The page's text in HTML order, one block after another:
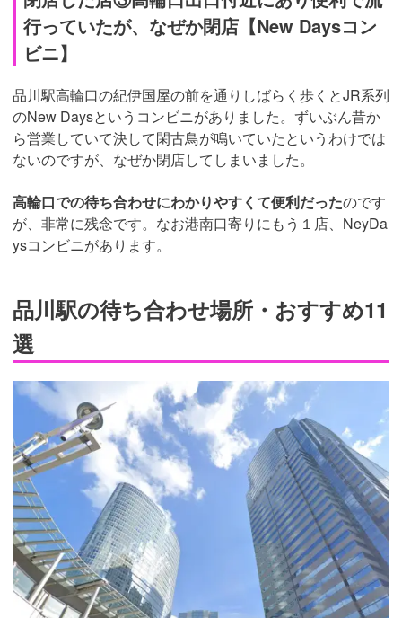
行っていたが、なぜか閉店【New Daysコン
ビニ】
品川駅高輪口の紀伊国屋の前を通りしばらく歩くとJR系列
のNew Daysというコンビニがありました。ずいぶん昔か
ら営業していて決して閑古鳥が鳴いていたというわけでは
ないのですが、なぜか閉店してしまいました。
高輪口での待ち合わせにわかりやすくて便利だったのです
が、非常に残念です。なお港南口寄りにもう１店、NeyDa
ysコンビニがあります。
品川駅の待ち合わせ場所・おすすめ11
選